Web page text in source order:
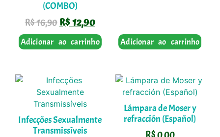
(COMBO)
R$16,90R$12,90
Adicionar ao carrinho Adicionar ao carrinho
Infecções Sexualmente
Transmissíveis
Lámpara de Moser y
refracción (Español)